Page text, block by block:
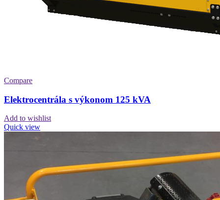
Compare
Elektrocentrála s výkonom 125 kVA
Add to wishlist
Quick view